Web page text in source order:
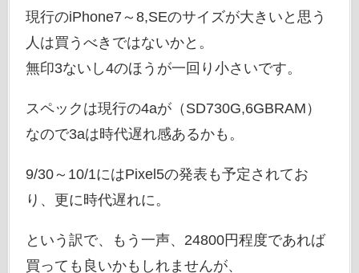
現行のiPhone7～8,SEのサイズが大きいと思う
人は買うべきではないかと。
無印3ないし4のほうが一回り小さいです。
スペックは現行の4aが（SD730G,6GBRAM）
なので3aは時代遅れ感あるかも。
9/30～10/1にはPixel5の発表も予定されてお
り、更に時代遅れに。
という訳で、もう一声、24800円程度であれば
買っても良いかもしれませんが、